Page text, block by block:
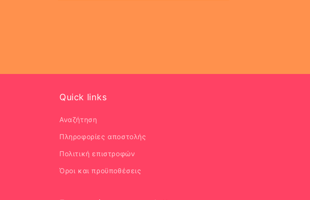
Quick links
Αναζήτηση
Πληροφορίες αποστολής
Πολιτική επιστροφών
Όροι και προϋποθέσεις